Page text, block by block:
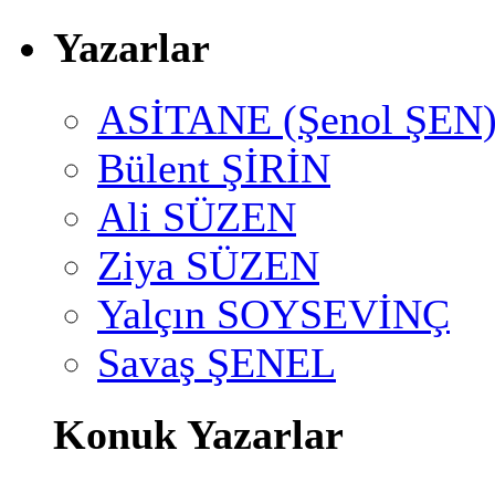
Yazarlar
ASİTANE (Şenol
Bülent ŞİRİN
Ali SÜZEN
Ziya SÜZEN
Yalçın SOYSEVİNÇ
Savaş ŞENEL
Konuk Yazarlar